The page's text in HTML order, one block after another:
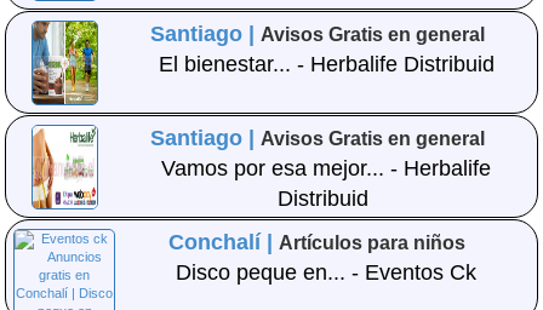
Santiago | Avisos Gratis en general
El bienestar... - Herbalife Distribuid
Santiago | Avisos Gratis en general
Vamos por esa mejor... - Herbalife
Distribuid
Conchalí |Artículos para niños
Disco peque en... - Eventos Ck